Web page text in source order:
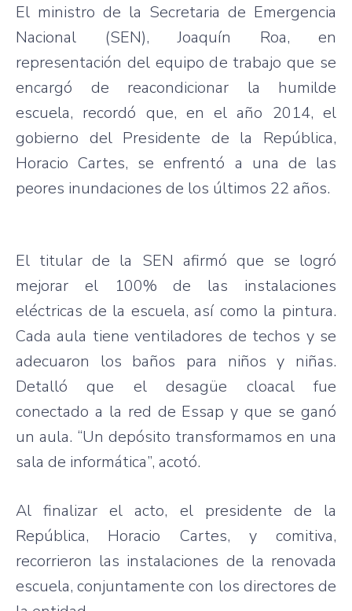
El ministro de la Secretaria de Emergencia
Nacional (SEN), Joaquín Roa, en
representación del equipo de trabajo que se
encargó de reacondicionar la humilde
escuela, recordó que, en el año 2014, el
gobierno del Presidente de la República,
Horacio Cartes, se enfrentó a una de las
peores inundaciones de los últimos 22 años.
El titular de la SEN afirmó que se logró
mejorar el 100% de las instalaciones
eléctricas de la escuela, así como la pintura.
Cada aula tiene ventiladores de techos y se
adecuaron los baños para niños y niñas.
Detalló que el desagüe cloacal fue
conectado a la red de Essap y que se ganó
un aula. “Un depósito transformamos en una
sala de informática”, acotó.
Al finalizar el acto, el presidente de la
República, Horacio Cartes, y comitiva,
recorrieron las instalaciones de la renovada
escuela, conjuntamente con los directores de